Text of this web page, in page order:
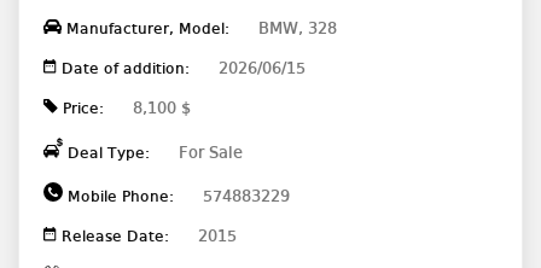
Manufacturer, Model: BMW, 328
Date of addition: 2026/06/15
Price: 8,100 $
Deal Type: For Sale
Mobile Phone: 574883229
Release Date: 2015